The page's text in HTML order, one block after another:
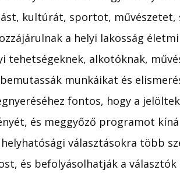
kultúrát, sportot, művészetet,
a helyi lakosság
tehetségeknek, alkotóknak,
munkáikat és
fontos, hogy a
és meggyőző programot
választásokra több
és befolyásolhatják a